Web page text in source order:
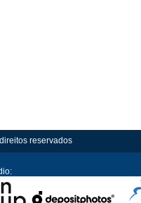
reservados